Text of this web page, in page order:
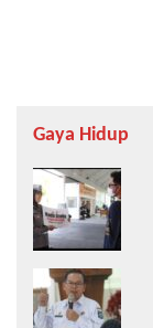
Gaya Hidup